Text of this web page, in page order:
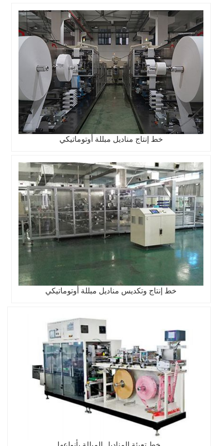
خط إنتاج مناديل مبللة أوتوماتيكي
خط إنتاج وتكديس مناديل مبللة أوتوماتيكي